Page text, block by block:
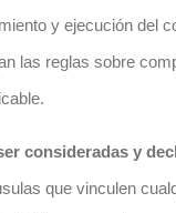
y ejecución del
las reglas sobre
consideradas y
que vinculen